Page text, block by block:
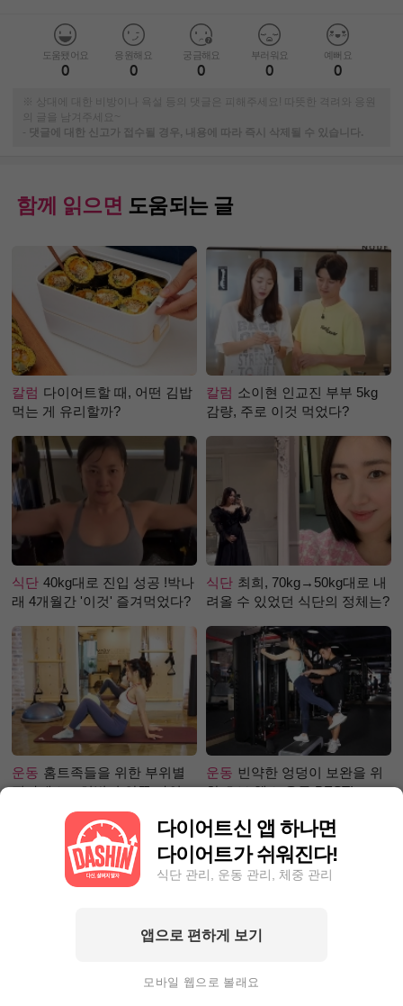
도움됐어요
0
응원해요
0
궁금해요
0
부러워요
0
예뻐요
0
※ 상대에 대한 비방이나 욕설 등의 댓글은 피해주세요! 따뜻한 격려와 응원
의 글을 남겨주세요~
-
댓글에 대한 신고가 접수될 경우, 내용에 따라 즉시 삭제될 수 있습니다.
함께 읽으면 도움되는 글
칼럼 다이어트할 때, 어떤 김밥
먹는 게 유리할까?
칼럼 소이현 인교진 부부 5kg
감량, 주로 이것 먹었다?
식단 40kg대로 진입 성공 !박나
래 4개월간 '이것' 즐겨먹었다?
식단 최희, 70kg→50kg대로 내
려올 수 있었던 식단의 정체는?
운동 홈트족들을 위한 부위별
필라테스 – 허벅지 안쪽 라인
운동 빈약한 엉덩이 보완을 위
한 초보 헬스 운동 BEST!
DOWN! 근육부족 몸매 ☞ 탄탄
4.4kg뺀 자기관리왕! 완벽한 눈
다이어트신 앱 하나면
다이어트가 쉬워진다!
식단 관리, 운동 관리, 체중 관리
앱으로 편하게 보기
모바일 웹으로 볼래요